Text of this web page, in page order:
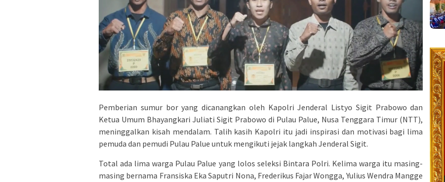
Pemberian sumur bor yang dicanangkan oleh Kapolri Jenderal Listyo Sigit Prabowo dan
Ketua Umum Bhayangkari Juliati Sigit Prabowo di Pulau Palue, Nusa Tenggara Timur (NTT),
meninggalkan kisah mendalam. Talih kasih Kapolri itu jadi inspirasi dan motivasi bagi lima
pemuda dan pemudi Pulau Palue untuk mengikuti jejak langkah Jenderal Sigit.
Total ada lima warga Pulau Palue yang lolos seleksi Bintara Polri. Kelima warga itu masing-
masing bernama Fransiska Eka Saputri Nona, Frederikus Fajar Wongga, Yulius Wendra Mangge